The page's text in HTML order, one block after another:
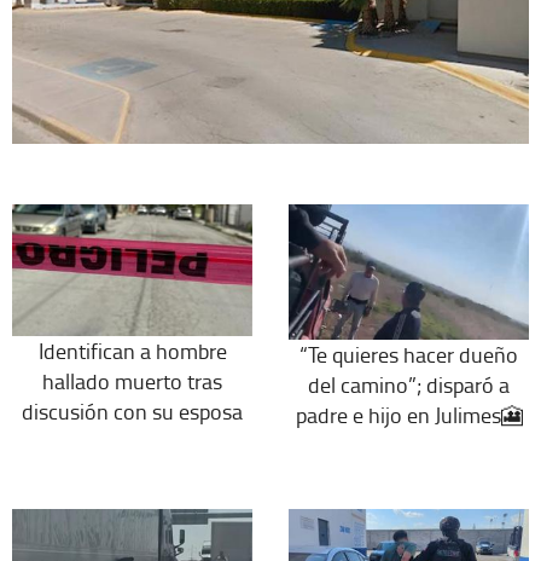
Identifican a hombre
hallado muerto tras
discusión con su esposa
“Te quieres hacer dueño
del camino”; disparó a
padre e hijo en Julimes🎦